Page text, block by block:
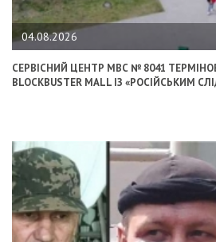
04.08.2026
СЕРВІСНИЙ ЦЕНТР МВС № 8041
BLOCKBUSTER MALL ІЗ «РОСІЙСЬКИМ